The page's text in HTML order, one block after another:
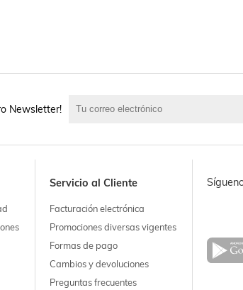
Newsletter!
Servicio al Cliente
Facturación electrónica
Promociones diversas vigentes
Formas de pago
Cambios y devoluciones
Preguntas frecuentes